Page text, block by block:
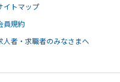
イトマップ
員規約
人者・求職者のみなさまへ